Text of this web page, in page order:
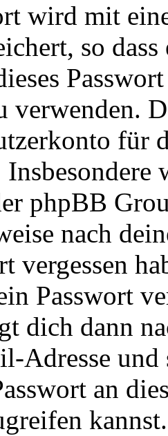
wird mit
so
verwenden.
für
phpBB
nach
vergessen
Passwort
dich dann
Adresse und
an
kannst.